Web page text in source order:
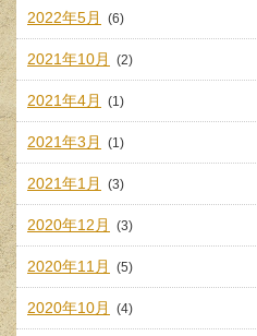
2022年5月 (6)
2021年10月 (2)
2021年4月 (1)
2021年3月 (1)
2021年1月 (3)
2020年12月 (3)
2020年11月 (5)
2020年10月 (4)